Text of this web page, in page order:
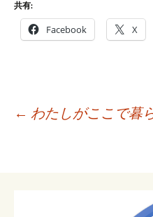
共有:
Facebook X
← わたしがここで暮